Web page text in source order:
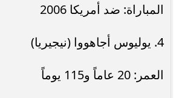
المباراة: ضد أمريكا 2006
4. يوليوس أجاهووا (نيجيريا)
العمر: 20 عاماً و115 يوماً